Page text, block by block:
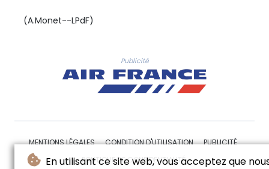
En utilisant ce site web, vous acceptez que
(A.Monet--LPdF)
Publicité
MENTIONS LÉGALES CONDITION D'UTILISATION
PUBLICITÉ
POLITIQUE DE CONFIDENTIALITÉ